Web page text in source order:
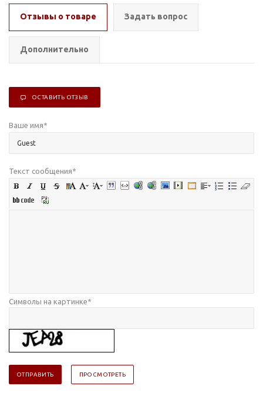
Отзывы о товаре Задать вопрос
Дополнительно
ОСТАВИТЬ ОТЗЫВ
Ваше имя*
Текст сообщения*
Символы на картинке*